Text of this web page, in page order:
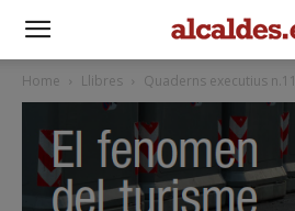
Home Llibres Quaderns executius n.11